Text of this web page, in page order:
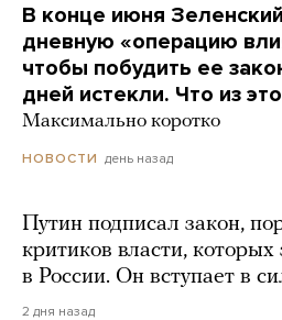
В конце июня
дневную «операцию
чтобы побудить ее
дней истекли. Что из
Максимально коротко
НОВОСТИ день назад
Путин подписал закон,
критиков власти,
в России. Он вступает в
2 дня назад